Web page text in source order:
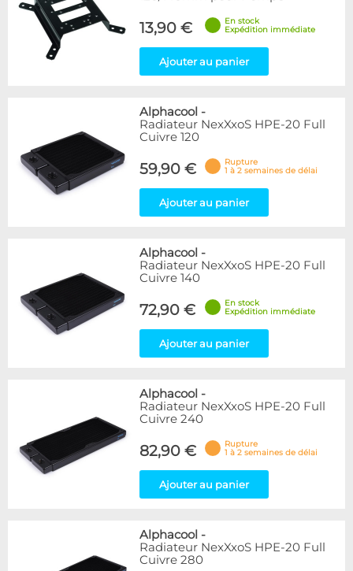
13,90 €
En stock
Expédition immédiate
Ajouter au panier
Alphacool -
Radiateur NexXxoS HPE-20 Full
Cuivre 120
59,90 €
Rupture
1 à 2 semaines de délai
Ajouter au panier
Alphacool -
Radiateur NexXxoS HPE-20 Full
Cuivre 140
72,90 €
En stock
Expédition immédiate
Ajouter au panier
Alphacool -
Radiateur NexXxoS HPE-20 Full
Cuivre 240
82,90 €
Rupture
1 à 2 semaines de délai
Ajouter au panier
Alphacool -
Radiateur NexXxoS HPE-20 Full
Cuivre 280